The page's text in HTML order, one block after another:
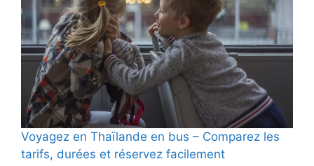
Voyagez en Thaïlande en bus – Comparez les
tarifs, durées et réservez facilement